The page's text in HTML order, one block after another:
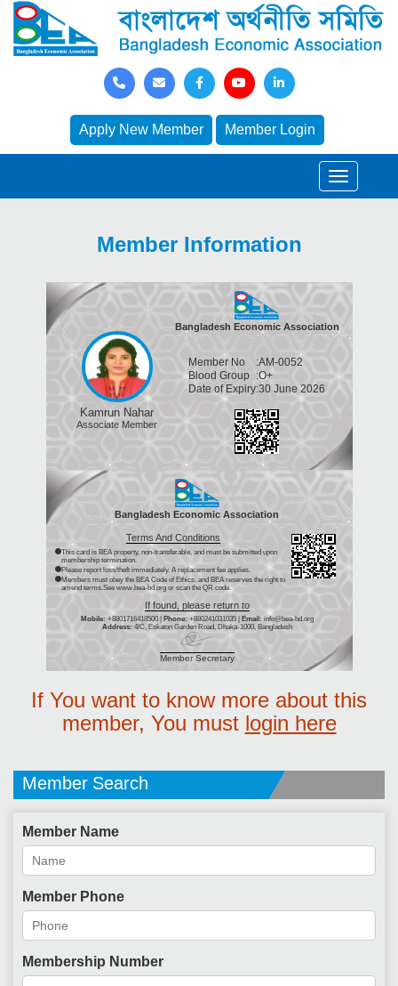
Apply New Member Member Login
Member Information
Kamrun Nahar
Associate Member
Bangladesh Economic Association
Member No :AM-0052
Blood Group :O+
Date of Expiry:30 June 2026
Bangladesh Economic Association
Terms And Conditions
This card is BEA property, non-transferable, and must be submitted upon
membership termination.
Please report loss/theft immediately. A replacement fee applies.
Members must obey the BEA Code of Ethics, and BEA reserves the right to
amend terms.See www.bea-bd.org or scan the QR code.
If found, please return to
Mobile: +8801716418500 | Phone: +880241031035 | Email: info@bea-bd.org
Address: 4/C, Eskaton Garden Road, Dhaka-1000, Bangladesh
Member Secretary
If You want to know more about this
member, You must login here
Member Search
Member Name
Member Phone
Membership Number